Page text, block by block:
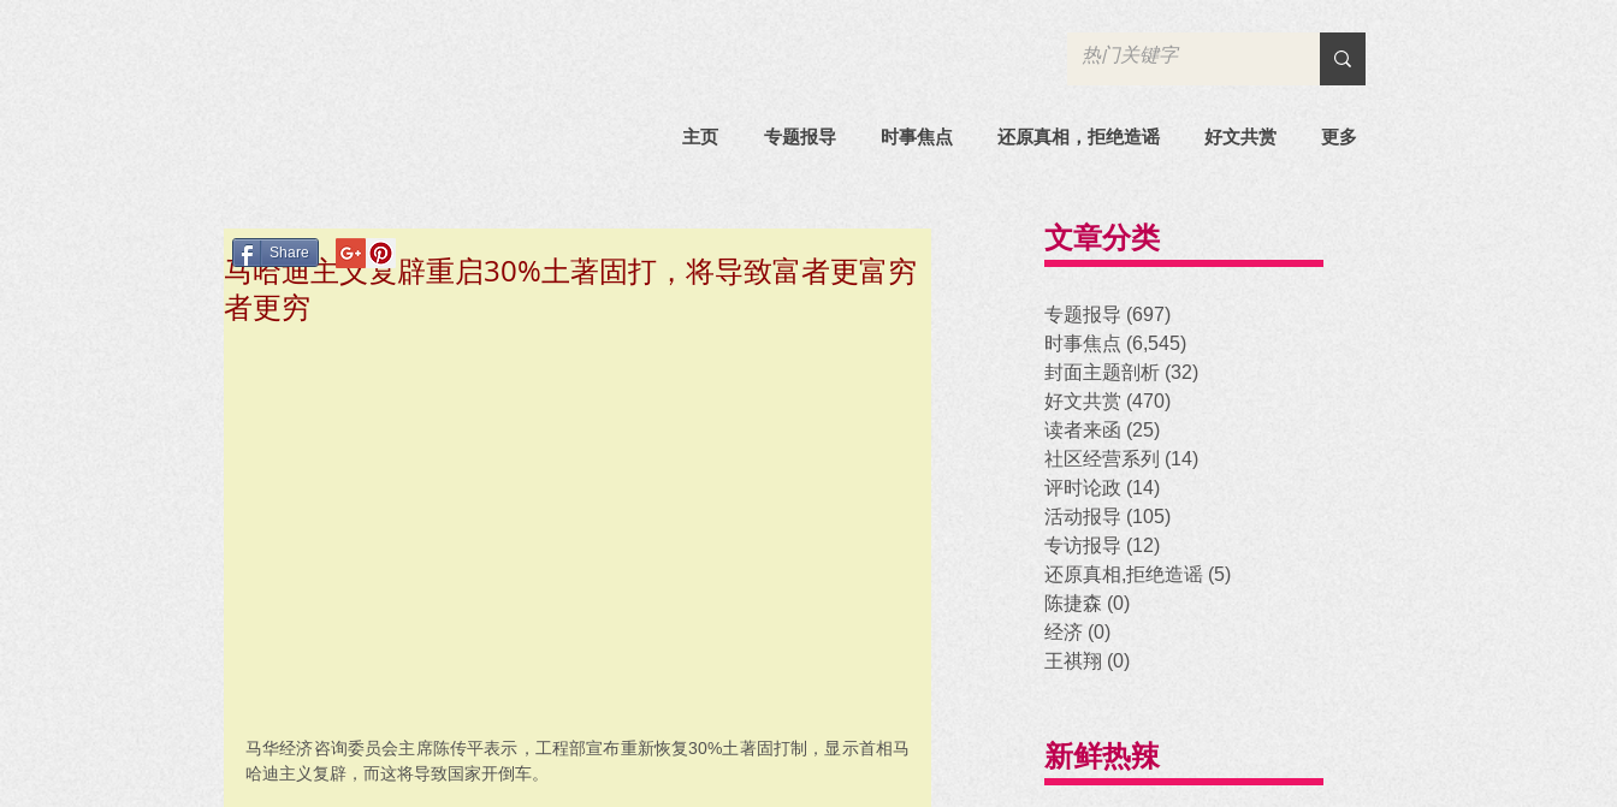
主页 专题报导 时事焦点 还原真相，拒绝造谣 好文共赏 更多
马哈迪主义复辟重启30%土著固打，将导致富者更富穷
者更穷
马华经济咨询委员会主席陈传平表示，工程部宣布重新恢复30%土著固打制，显示首相马
哈迪主义复辟，而这将导致国家开倒车。
Share 文章分类
专题报导 (697)
时事焦点 (6,545)
封面主题剖析 (32)
好文共赏 (470)
读者来函 (25)
社区经营系列 (14)
评时论政 (14)
活动报导 (105)
专访报导 (12)
还原真相,拒绝造谣 (5)
陈捷森 (0)
经济 (0)
王祺翔 (0)
新鲜热辣